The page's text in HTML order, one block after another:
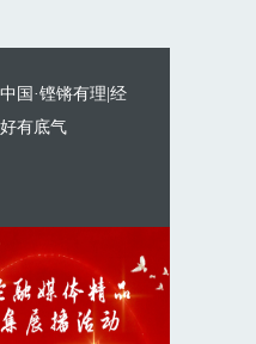
国·铿锵有理|经
有底气